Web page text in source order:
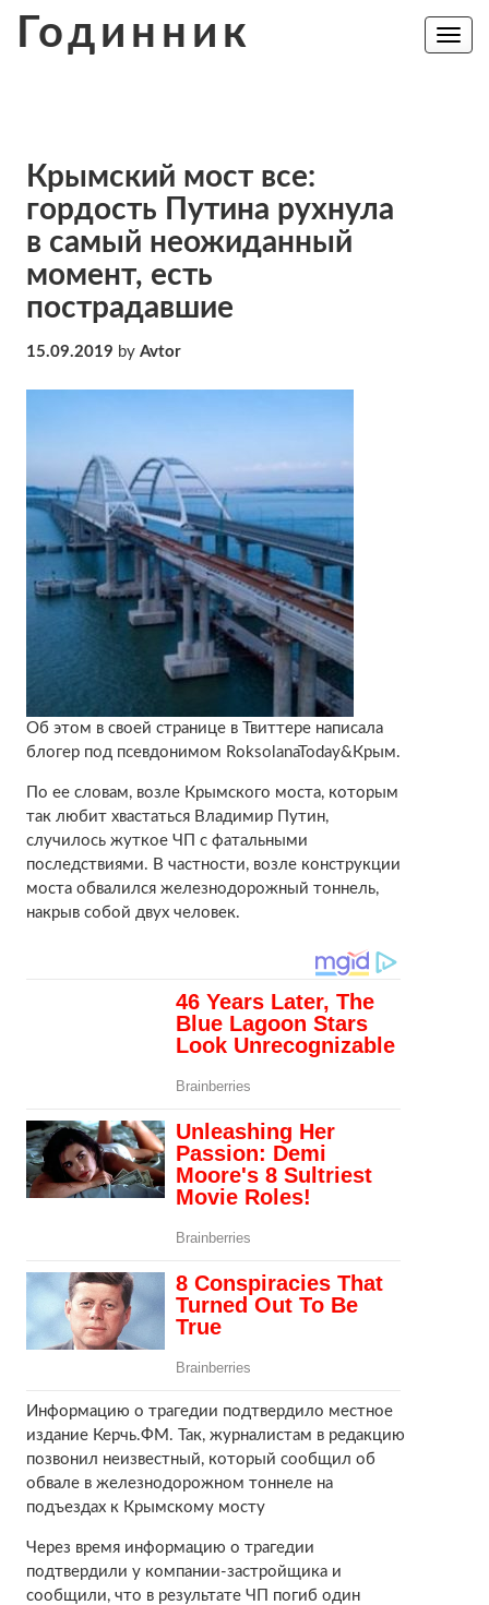
Годинник
Toggle
Крымский мост все:
гордость Путина рухнула
в самый неожиданный
момент, есть
пострадавшие
15.09.2019 by Avtor
Об этом в своей странице в Твиттере написала
блогер под псевдонимом RoksolanaToday&Крым.
По ее словам, возле Крымского моста, которым
так любит хвастаться Владимир Путин,
случилось жуткое ЧП с фатальными
последствиями. В частности, возле конструкции
моста обвалился железнодорожный тоннель,
накрыв собой двух человек.
Информацию о трагедии подтвердило местное
издание Керчь.ФМ. Так, журналистам в редакцию
позвонил неизвестный, который сообщил об
обвале в железнодорожном тоннеле на
подъездах к Крымскому мосту
Через время информацию о трагедии
подтвердили у компании-застройщика и
сообщили, что в результате ЧП погиб один